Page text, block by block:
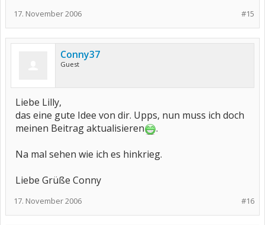
#15
17. November 2006
Conny37
Guest
Liebe Lilly,
das eine gute Idee von dir. Upps, nun muss ich doch
meinen Beitrag aktualisieren
.
Na mal sehen wie ich es hinkrieg.
Liebe Grüße Conny
#16
17. November 2006